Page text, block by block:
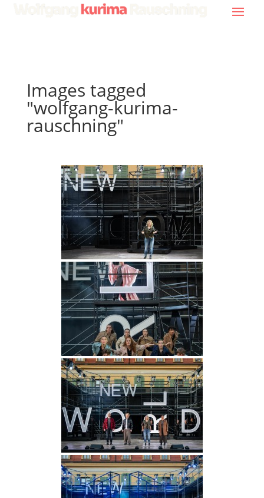
Images tagged
"wolfgang-kurima-
rauschning"